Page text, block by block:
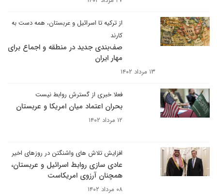
از ترکیه تا اسرائیل و عربستان، همه دست به
کارند
صف‌بندی جدید در منطقه و اجماع برای
مهار ایران
۱۳ مرداد ۱۴۰۲
فعلا خبری از گسترش روابط نیست
بحران اعتماد میان امریکا و عربستان
۱۲ مرداد ۱۴۰۲
افزایش تلاش های واشنگتن در روزهای اخیر
عادی سازی روابط اسرائیل و عربستان،
همچنان آرزوی امریکاست
۰۸ مرداد ۱۴۰۲